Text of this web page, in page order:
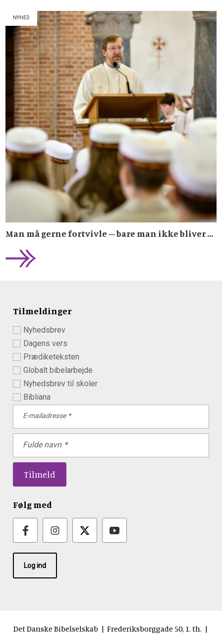
NYHED
Man må gerne fortvivle – bare man ikke bliver ...
Tilmeldinger
Nyhedsbrev
Dagens vers
Prædiketeksten
Globalt bibelarbejde
Nyhedsbrev til skoler
Bibliana
E-mailadresse
Fulde navn
Følg med
Log ind
Det Danske Bibelselskab | Frederiksborggade 50, 1. th. |